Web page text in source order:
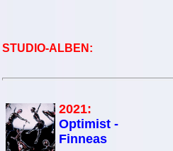
STUDIO-ALBEN:
2021:
Optimist -
Finneas